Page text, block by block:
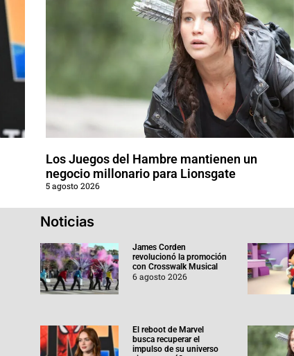
Los Juegos del Hambre mantienen un
negocio millonario para Lionsgate
5 agosto 2026
Noticias
James Corden
revolucionó la promoción
con Crosswalk Musical
6 agosto 2026
El reboot de Marvel
busca recuperar el
impulso de su universo